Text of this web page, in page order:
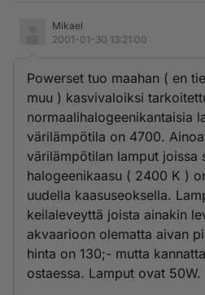
Mikael
2001-01-30 13:21:00
Powerset tuo maahan ( en
muu ) kasvivaloiksi
normaalihalogeenikantaisia
värilämpötila on 4700.
värilämpötilan lamput joissa
halogeenikaasu ( 2400 K )
uudella kaasuseoksella.
keilaleveyttä joista ainakin
akvaarioon olematta aivan
hinta on 130;- mutta
ostaessa. Lamput ovat 50W.